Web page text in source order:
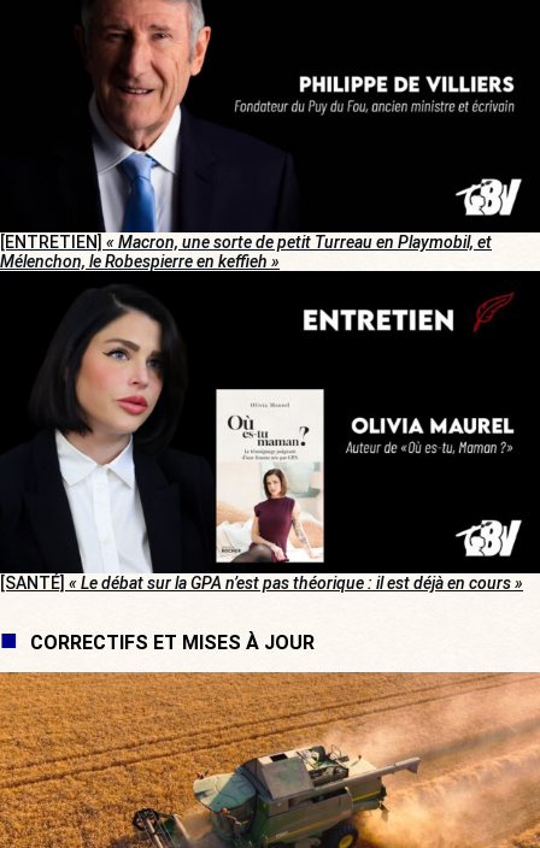
[ENTRETIEN] « Macron, une sorte de petit Turreau en Playmobil, et
Mélenchon, le Robespierre en keffieh »
[SANTÉ] « Le débat sur la GPA n’est pas théorique : il est déjà en cours »
CORRECTIFS ET MISES À JOUR